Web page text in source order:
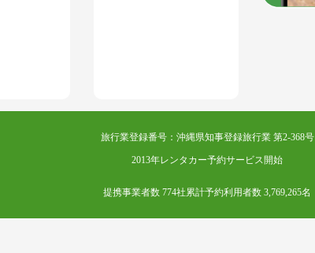
旅行業登録番号：沖縄県知事登録旅行業 第2-368号
2013年レンタカー予約サービス開始
提携事業者数 774社累計予約利用者数 3,769,265名